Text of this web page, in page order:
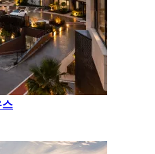
스